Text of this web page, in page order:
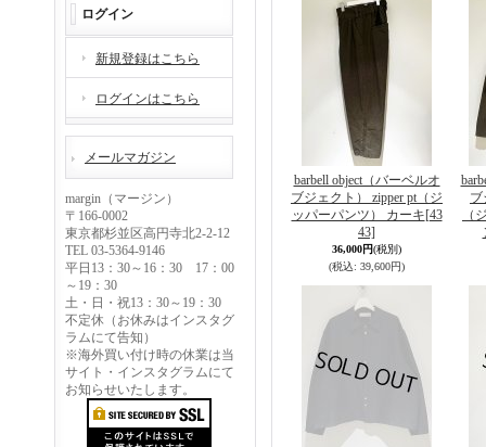
ログイン
新規登録はこちら
ログインはこちら
メールマガジン
margin（マージン）
〒166-0002
東京都杉並区高円寺北2-2-12
TEL 03-5364-9146
平日13：30～16：30 17：00
～19：30
土・日・祝13：30～19：30
不定休（お休みはインスタグ
ラムにて告知）
※海外買い付け時の休業は当
サイト・インスタグラムにて
お知らせいたします。
barbell object（バーベルオ
ブジェクト） zipper pt（ジ
ッパーパンツ） カーキ[43
43]
36,000円(税別)
(税込: 39,600円)
ブ
（